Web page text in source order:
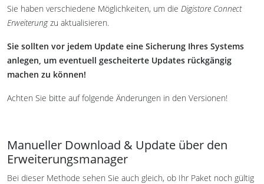
Sie haben verschiedene Möglichkeiten, um die Digistore Connect
Erweiterungzu aktualisieren.
Sie sollten vor jedem Update eine Sicherung Ihres Systems
anlegen, um eventuell gescheiterte Updates rückgängig
machen zu können!
Achten Sie bitte auf folgende Änderungen in den Versionen!
Manueller Download & Update über den
Erweiterungsmanager
Bei dieser Methode sehen Sie auch gleich, ob Ihr Paket noch gültig